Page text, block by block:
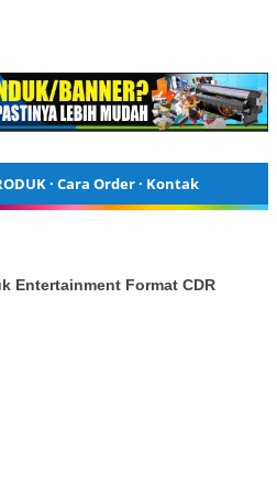
· Cara Order· Kontak
Entertainment Format CDR